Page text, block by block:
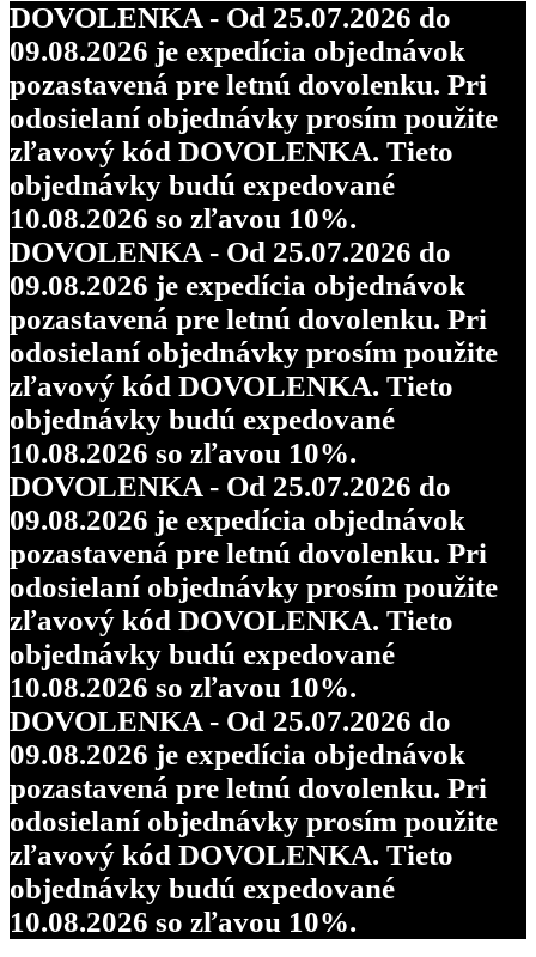
DOVOLENKA - Od 25.07.2026 do
09.08.2026 je expedícia objednávok
pozastavená pre letnú dovolenku. Pri
odosielaní objednávky prosím použite
zľavový kód DOVOLENKA. Tieto
objednávky budú expedované
10.08.2026 so zľavou 10%.
DOVOLENKA - Od 25.07.2026 do
09.08.2026 je expedícia objednávok
pozastavená pre letnú dovolenku. Pri
odosielaní objednávky prosím použite
zľavový kód DOVOLENKA. Tieto
objednávky budú expedované
10.08.2026 so zľavou 10%.
DOVOLENKA - Od 25.07.2026 do
09.08.2026 je expedícia objednávok
pozastavená pre letnú dovolenku. Pri
odosielaní objednávky prosím použite
zľavový kód DOVOLENKA. Tieto
objednávky budú expedované
10.08.2026 so zľavou 10%.
DOVOLENKA - Od 25.07.2026 do
09.08.2026 je expedícia objednávok
pozastavená pre letnú dovolenku. Pri
odosielaní objednávky prosím použite
zľavový kód DOVOLENKA. Tieto
objednávky budú expedované
10.08.2026 so zľavou 10%.